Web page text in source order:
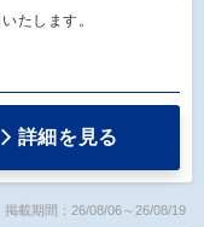
たします。
詳細を見る
掲載期間：26/08/06～26/08/19